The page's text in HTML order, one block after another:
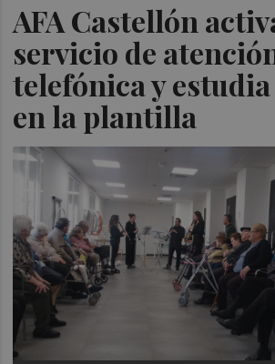
AFA Castellón
servicio de
telefónica y estudia
en la plantilla